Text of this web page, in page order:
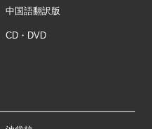
中国語翻訳版
CD・DVD